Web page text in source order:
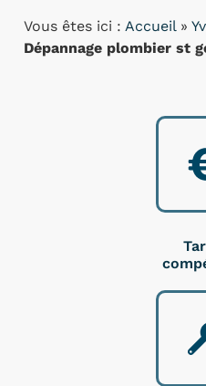
Vous êtes ici : Accueil»
Dépannage plombier st